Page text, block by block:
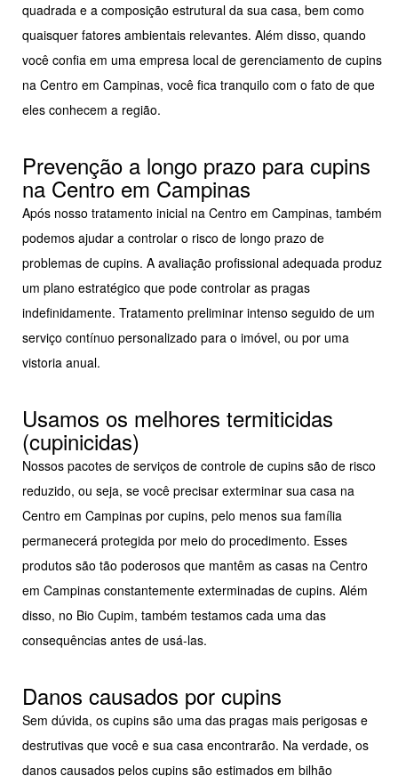
quadrada e a composição estrutural da sua casa, bem como
quaisquer fatores ambientais relevantes. Além disso, quando
você confia em uma empresa local de gerenciamento de cupins
na Centro em Campinas, você fica tranquilo com o fato de que
eles conhecem a região.
Prevenção a longo prazo para cupins
na Centro em Campinas
Após nosso tratamento inicial na Centro em Campinas, também
podemos ajudar a controlar o risco de longo prazo de
problemas de cupins. A avaliação profissional adequada produz
um plano estratégico que pode controlar as pragas
indefinidamente. Tratamento preliminar intenso seguido de um
serviço contínuo personalizado para o imóvel, ou por uma
vistoria anual.
Usamos os melhores termiticidas
(cupinicidas)
Nossos pacotes de serviços de controle de cupins são de risco
reduzido, ou seja, se você precisar exterminar sua casa na
Centro em Campinas por cupins, pelo menos sua família
permanecerá protegida por meio do procedimento. Esses
produtos são tão poderosos que mantêm as casas na Centro
em Campinas constantemente exterminadas de cupins. Além
disso, no Bio Cupim, também testamos cada uma das
consequências antes de usá-las.
Danos causados por cupins
Sem dúvida, os cupins são uma das pragas mais perigosas e
destrutivas que você e sua casa encontrarão. Na verdade, os
danos causados pelos cupins são estimados em bilhão